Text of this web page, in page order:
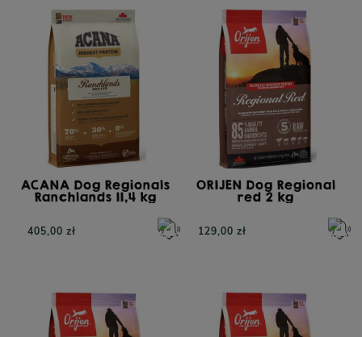
332,00 zł
bezzbożowa sucha
karma dla psów z
insektami, 12 kg
450,00 zł
POWIADOM O
DOSTĘPNOŚCI
ACANA Dog Regionals
Ranchlands 11,4 kg
405,00 zł
ORIJEN Dog Regional
red 2 kg
129,00 zł